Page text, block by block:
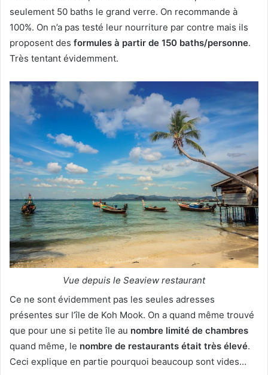
seulement 50 baths le grand verre. On recommande à
100%. On n’a pas testé leur nourriture par contre mais ils
proposent des formules à partir de 150 baths/personne.
Très tentant évidemment.
Vue depuis le Seaview restaurant
Ce ne sont évidemment pas les seules adresses
présentes sur l’île de Koh Mook. On a quand même trouvé
que pour une si petite île au nombre limité de chambres
quand même, le nombre de restaurants était très élevé.
Ceci explique en partie pourquoi beaucoup sont vides…